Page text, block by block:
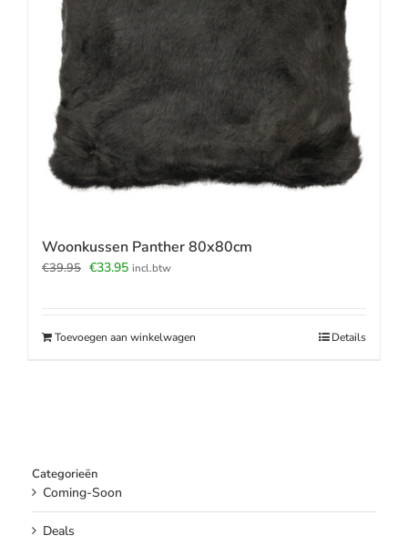
Woonkussen Panther 80x80cm
€39.95 Oorspronkelijke
€33.95Huidige
incl.btw
Toevoegen aan winkelwagen Details
Categorieën
Coming-Soon
Deals